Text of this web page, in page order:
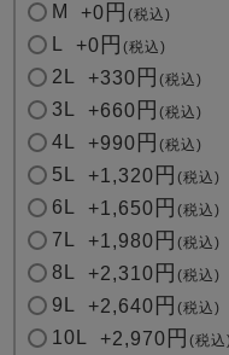
)
M +0 税込
+0 税込
2L +330 税込
3L +660 税込
4L +990 税込
5L +1,320 税込
6L +1,650 税込
7L +1,980 税込
8L +2,310 税込
9L +2,640 税込
10L +2,970 税込